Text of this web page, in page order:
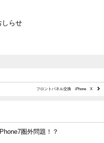
しらせ
フロントパネル交換 iPhone X
圏外問題！？